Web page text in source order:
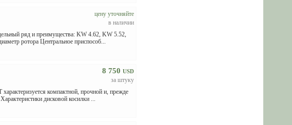
цену уточняйте
в наличии
ряд и преимущества: KW 4.62, KW 5.52,
ротора Центральное приспособ...
8 750 USD
за штуку
компактной, прочной и, прежде
дисковой косилки ...